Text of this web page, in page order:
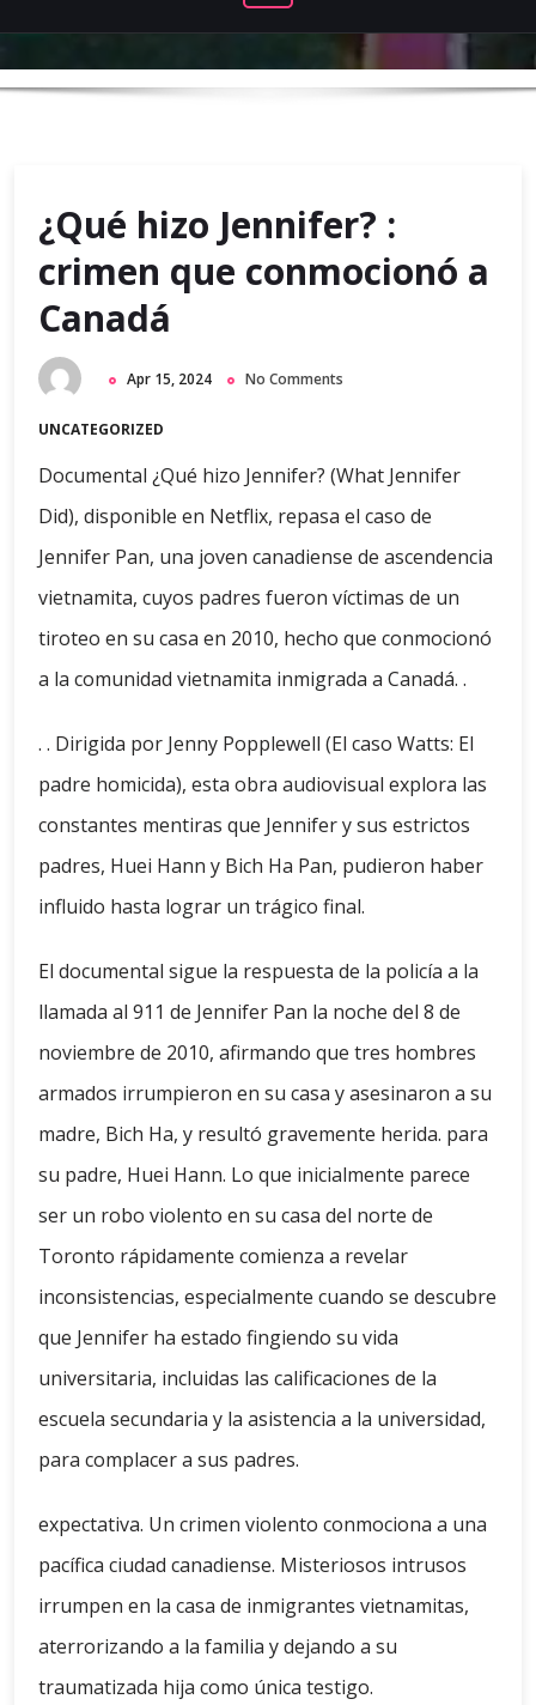
¿Qué hizo Jennifer? :
crimen que conmocionó a
Canadá
Apr 15, 2024 No Comments
UNCATEGORIZED
Documental ¿Qué hizo Jennifer? (What Jennifer
Did), disponible en Netflix, repasa el caso de
Jennifer Pan, una joven canadiense de ascendencia
vietnamita, cuyos padres fueron víctimas de un
tiroteo en su casa en 2010, hecho que conmocionó
a la comunidad vietnamita inmigrada a Canadá. .
. . Dirigida por Jenny Popplewell (El caso Watts: El
padre homicida), esta obra audiovisual explora las
constantes mentiras que Jennifer y sus estrictos
padres, Huei Hann y Bich Ha Pan, pudieron haber
influido hasta lograr un trágico final.
El documental sigue la respuesta de la policía a la
llamada al 911 de Jennifer Pan la noche del 8 de
noviembre de 2010, afirmando que tres hombres
armados irrumpieron en su casa y asesinaron a su
madre, Bich Ha, y resultó gravemente herida. para
su padre, Huei Hann. Lo que inicialmente parece
ser un robo violento en su casa del norte de
Toronto rápidamente comienza a revelar
inconsistencias, especialmente cuando se descubre
que Jennifer ha estado fingiendo su vida
universitaria, incluidas las calificaciones de la
escuela secundaria y la asistencia a la universidad,
para complacer a sus padres.
expectativa. Un crimen violento conmociona a una
pacífica ciudad canadiense. Misteriosos intrusos
irrumpen en la casa de inmigrantes vietnamitas,
aterrorizando a la familia y dejando a su
traumatizada hija como única testigo.